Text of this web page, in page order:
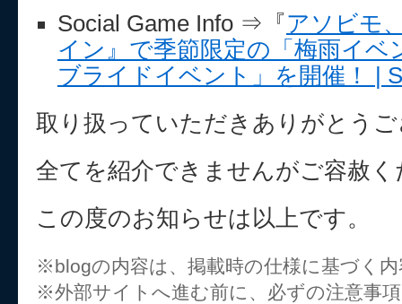
Social Game Info ⇒『アソビモ
イン』で季節限定の「梅雨イベ
ブライドイベント」を開催！ |
取り扱っていただきありがとう
全てを紹介できませんがご容赦く
この度のお知らせは以上です。
※blogの内容は、掲載時の仕様に基づく
※外部サイトへ進む前に、必ずの注意事